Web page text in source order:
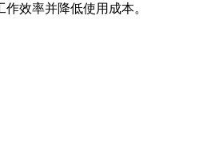
效率并降低使用成本。